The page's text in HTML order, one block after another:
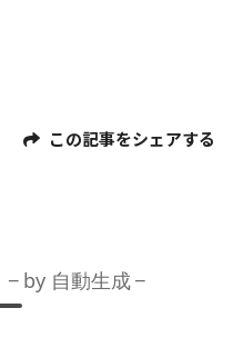
この記事をシェアする
by 自動生成